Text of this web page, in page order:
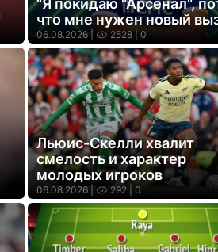
"Я покидаю "Арсенал",
что мне нужен новый
06.08.2026 | 2528 | 0
Льюис-Скелли хвалит
смелость и характер
молодых игроков
06.08.2026 | 292 | 0